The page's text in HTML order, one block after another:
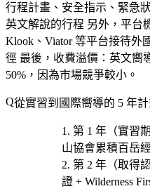
行程計畫、安全指示、緊急
英文解說的行程 另外， 平台
Klook、Viator 等平台接待外
徑 最後， 收費溢價 ：英文嚮
50%，因為市場競爭較小。
從實習到國際嚮導的 5 年
第 1 年（實習期
山協會累積百岳
第 2 年（取得認
證 + Wilderness